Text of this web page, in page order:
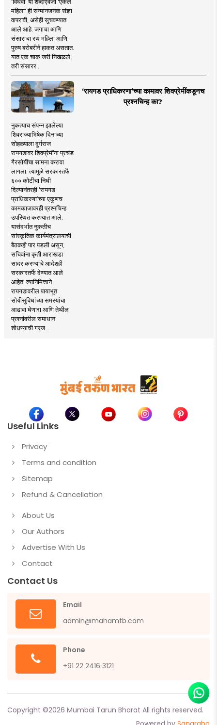
महिला' ही सन्मानजनक संज्ञा
वापरावी, असेही सुचवण्यात
आले आहे. जगाचा आणि
संसाराचा रथ महिला आणि
पुरुष बरोबरीने हाकत असतात.
यात एक चाक जरी निखळले,
तरी संसारर..
‘रायगड प्राधिकरणा’च्या कामावर शिवप्रेमींकडूनच
प्रश्नचिन्ह का?
नुकत्याच संपन्न झालेल्या
शिवराज्याभिषेक दिनाच्या
सोहळ्याला दुर्गराज
रायगडावर शिवप्रेमींना प्रचंड
गैरसोयींचा सामना करावा
लागला. त्यामुळे सरकारतर्फे
६०० कोटींचा निधी
दिल्यानंतरही ‘रायगड
प्राधिकरणा’च्या एकूणच
कामकाजावरही प्रश्नचिन्ह
उपस्थित करण्यात आले.
यासंदर्भात नुकतीच
सांस्कृतिक कार्यमंत्रालयाची
बैठकही पार पडली असून,
सचिवांना कृती आराखडा
सादर करण्याचे आदेशही
सरकारतर्फे देण्यात आले
आहेत. त्यानिमित्ताने
रायगडावरील पायाभूत
सोयीसुविधांच्या समस्यांचा
आढावा घेणारा आणि तेथील
प्रश्नांवरील समाधान
शोधण्याची गरज ..
Useful Links
Privacy
Terms and condition
Sitemap
Refund & Cancellation
About Us
Our Authors
Advertise With Us
Contact
Contact Us
Email
admin@mahamtb.com
Phone
+91 22 2416 3121
Copyright ©2026 Mumbai Tarun Bharat All rights reserved.